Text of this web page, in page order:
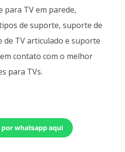
para TV em parede,
de suporte, suporte de
de TV articulado e suporte
contato com o melhor
para TVs.
whatsapp aqui